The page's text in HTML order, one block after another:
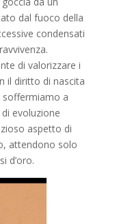
dal fuoco della
condensati
di valorizzare i
il diritto di nascita
soffermiamo a
evoluzione
aspetto di
attendono solo
d’oro.